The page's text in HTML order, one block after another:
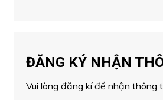
ĐĂNG KÝ NHẬN
Vui lòng đăng kí để nhận thông